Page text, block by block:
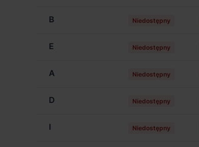
B Niedostępny
E Niedostępny
A Niedostępny
D Niedostępny
I Niedostępny